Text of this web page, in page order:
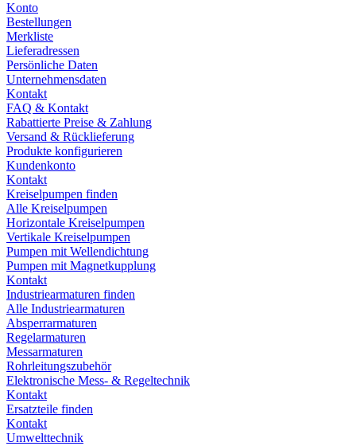
Konto
Bestellungen
Merkliste
Lieferadressen
Persönliche Daten
Unternehmensdaten
Kontakt
FAQ & Kontakt
Rabattierte Preise & Zahlung
Versand & Rücklieferung
Produkte konfigurieren
Kundenkonto
Kontakt
Kreiselpumpen finden
Alle Kreiselpumpen
Horizontale Kreiselpumpen
Vertikale Kreiselpumpen
Pumpen mit Wellendichtung
Pumpen mit Magnetkupplung
Kontakt
Industriearmaturen finden
Alle Industriearmaturen
Absperrarmaturen
Regelarmaturen
Messarmaturen
Rohrleitungszubehör
Elektronische Mess- & Regeltechnik
Kontakt
Ersatzteile finden
Kontakt
Umwelttechnik